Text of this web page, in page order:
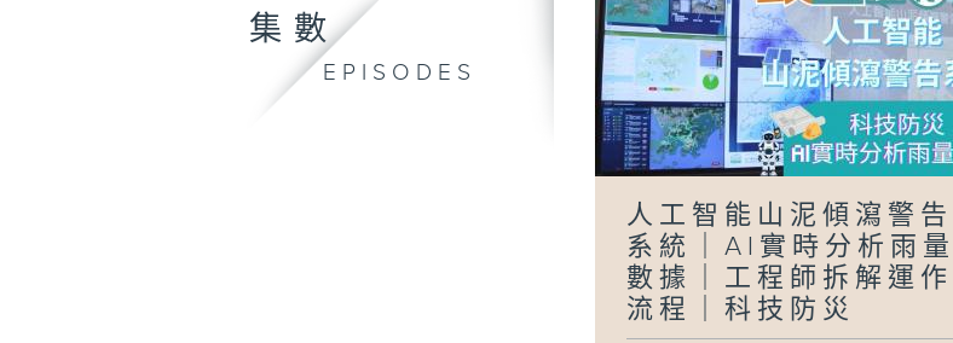
集數
EPISODES
人工智能山泥傾瀉警告
系統｜AI實時分析雨量
數據｜工程師拆解運作
流程｜科技防災